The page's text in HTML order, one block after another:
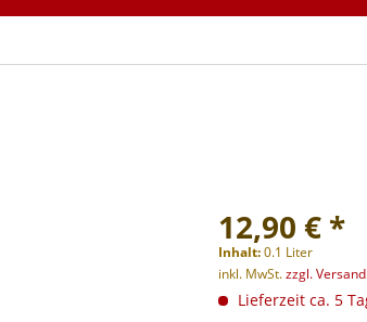
12,90 € *
Inhalt:0.1 Liter
inkl. MwSt.zzgl.
Lieferzeit ca. 5